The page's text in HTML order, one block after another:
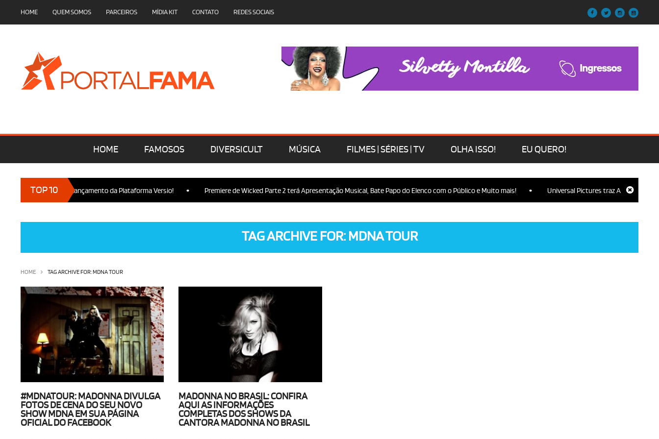
HOME QUEM SOMOS PARCEIROS MÍDIA KIT CONTATO REDES SOCIAIS
HOME FAMOSOS DIVERSICULT MÚSICA FILMES | SÉRIES | TV OLHA ISSO! EU QUERO!
TOP 10
presença no Lançamento da Plataforma Versio! Premiere de Wicked Parte 2 terá Apresentação Musical, Bate Papo do Elenco com o Público e Muito mais! Universal Pictures traz Ariana Grande,
TAG ARCHIVE FOR: MDNA TOUR
HOME TAG ARCHIVE FOR: MDNA TOUR
#MDNATOUR: MADONNA DIVULGA
FOTOS DE CENA DO SEU NOVO
SHOW MDNA EM SUA PÁGINA
OFICIAL DO FACEBOOK
MADONNA NO BRASIL: CONFIRA
AQUI AS INFORMAÇÕES
COMPLETAS DOS SHOWS DA
CANTORA MADONNA NO BRASIL